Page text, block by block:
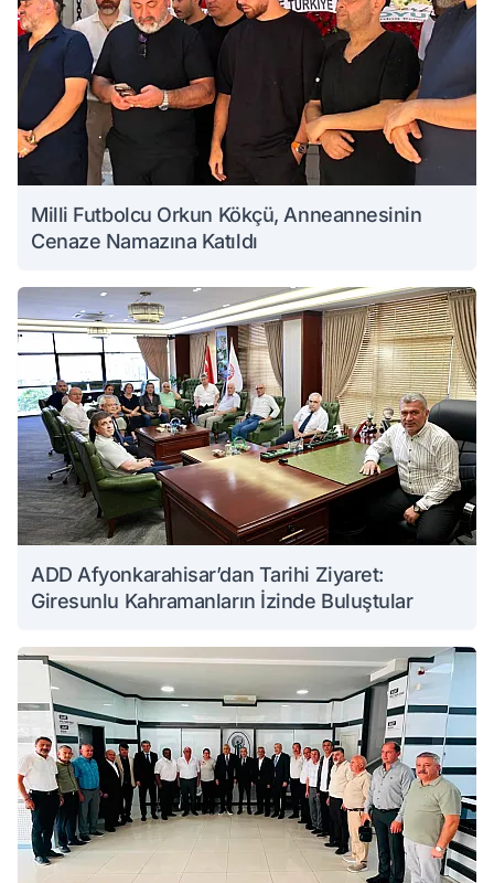
Milli Futbolcu Orkun Kökçü, Anneannesinin
Cenaze Namazına Katıldı
ADD Afyonkarahisar’dan Tarihi Ziyaret:
Giresunlu Kahramanların İzinde Buluştular